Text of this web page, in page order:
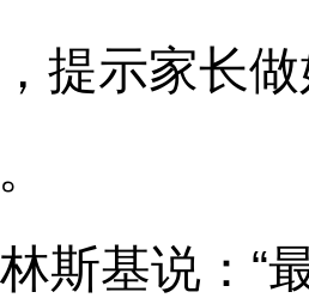
提示家长
斯基说： “